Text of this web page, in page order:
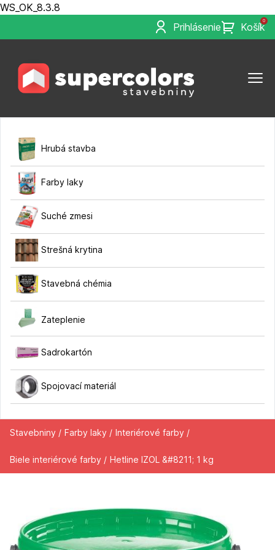
WS_OK_8.3.8
Prihlásenie
0
Košík
Hrubá stavba
Farby laky
Suché zmesi
Strešná krytina
Stavebná chémia
Zateplenie
Sadrokartón
Spojovací materiál
Stavebniny / Farby laky / Interiérové farby /
Biele interiérové farby / Hetline IZOL &#8211; 1 kg